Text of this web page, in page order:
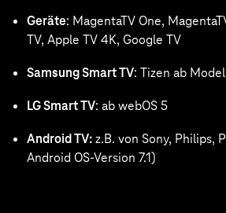
Geräte: MagentaTV One,
TV, Apple TV 4K, Google TV
Samsung Smart TV: Tizen ab
LG Smart TV: ab webOS 5
Android TV:z.B. von Sony, Philips,
Android OS-Version 7.1)